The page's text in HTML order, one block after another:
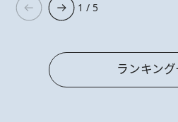
1 / 5
ランキン